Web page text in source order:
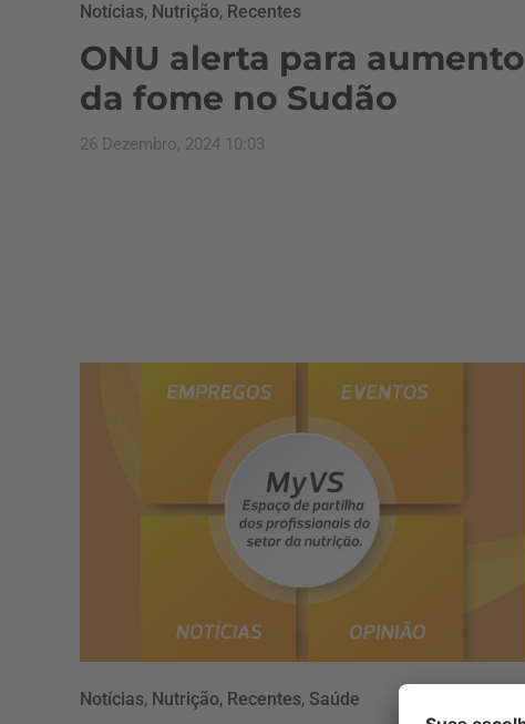
Notícias, Nutrição, Recentes
ONU alerta para aumento
da fome no Sudão
26 Dezembro, 2024 10:03
Notícias, Nutrição, Recentes, Saúde